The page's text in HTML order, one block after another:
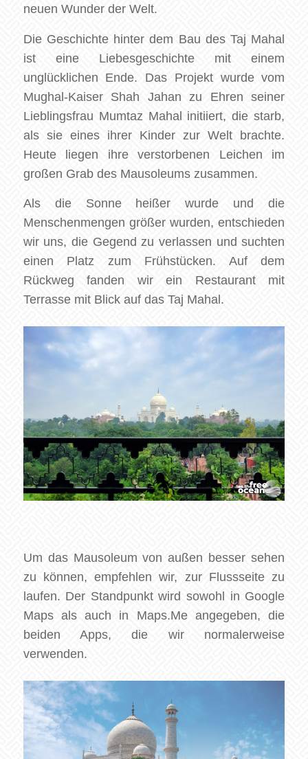
neuen Wunder der Welt.
Die Geschichte hinter dem Bau des Taj Mahal
ist eine Liebesgeschichte mit einem
unglücklichen Ende. Das Projekt wurde vom
Mughal-Kaiser Shah Jahan zu Ehren seiner
Lieblingsfrau Mumtaz Mahal initiiert, die starb,
als sie eines ihrer Kinder zur Welt brachte.
Heute liegen ihre verstorbenen Leichen im
großen Grab des Mausoleums zusammen.
Als die Sonne heißer wurde und die
Menschenmengen größer wurden, entschieden
wir uns, die Gegend zu verlassen und suchten
einen Platz zum Frühstücken. Auf dem
Rückweg fanden wir ein Restaurant mit
Terrasse mit Blick auf das Taj Mahal.
Um das Mausoleum von außen besser sehen
zu können, empfehlen wir, zur Flussseite zu
laufen. Der Standpunkt wird sowohl in Google
Maps als auch in Maps.Me angegeben, die
beiden Apps, die wir normalerweise
verwenden.